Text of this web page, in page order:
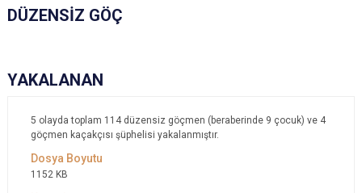
DÜZENSİZ GÖÇ
YAKALANAN
5 olayda toplam 114 düzensiz göçmen (beraberinde 9 çocuk) ve 4
göçmen kaçakçısı şüphelisi yakalanmıştır.
1152 KB